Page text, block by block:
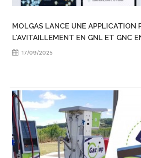
MOLGAS LANCE UNE APPLICATION
L'AVITAILLEMENT EN GNL ET GNC
17/09/2025